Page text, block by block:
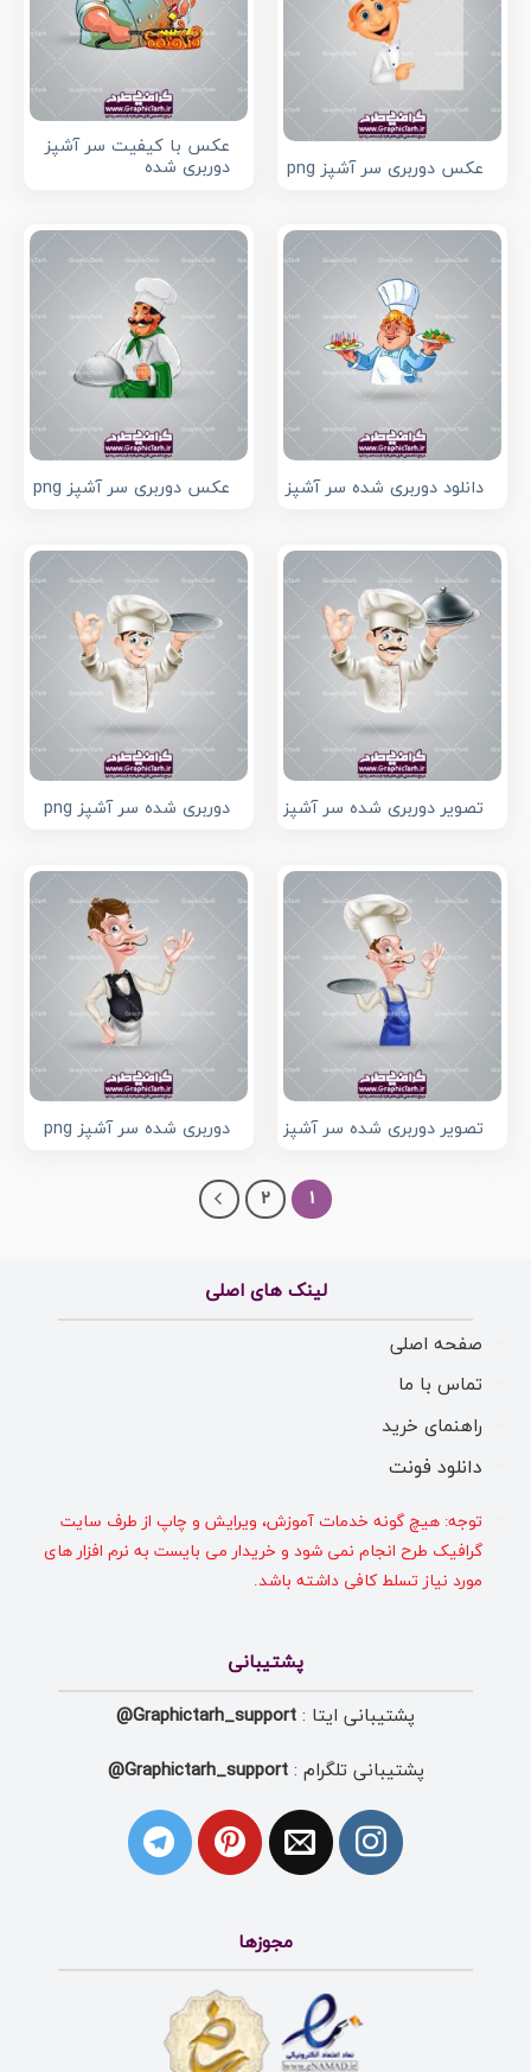
عکس با کیفیت سر آشپز
دوربری شده
عکس دوربری سر آشپز png
دانلود دوربری شده سر آشپز عکس دوربری سر آشپز png
تصویر دوربری شده سر آشپز دوربری شده سر آشپز png
تصویر دوربری شده سر آشپز دوربری شده سر آشپز png
1
2
لینک های اصلی
صفحه اصلی
تماس با ما
راهنمای خرید
دانلود فونت
توجه: هیچ گونه خدمات آموزش، ویرایش و چاپ از طرف سایت
گرافیک طرح انجام نمی شود و خریدار می بایست به نرم افزار های
مورد نیاز تسلط کافی داشته باشد.
پشتیبانی
پشتیبانی ایتا : Graphictarh_support@
پشتیبانی تلگرام :Graphictarh_support@
مجوزها